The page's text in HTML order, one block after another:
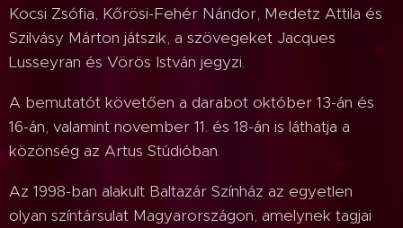
Kocsi Zsófia, Kőrösi-Fehér Nándor, Medetz Attila és
Szilvásy Márton játszik, a szövegeket Jacques
Lusseyran és Vörös István jegyzi.
A bemutatót követően a darabot október 13-án és
16-án, valamint november 11. és 18-án is láthatja a
közönség az Artus Stúdióban.
Az 1998-ban alakult Baltazár Színház az egyetlen
olyan színtársulat Magyarországon, amelynek tagjai